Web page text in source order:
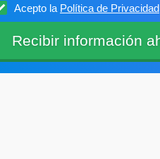
Selecciónala
Acepto la Política de Privacidad